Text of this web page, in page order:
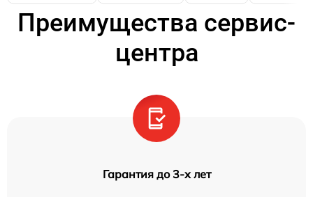
Преимущества сервис-
центра
Гарантия до 3-х лет